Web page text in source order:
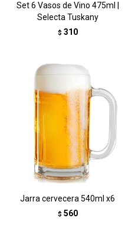
Set 6 Vasos de Vino 475ml |
Selecta Tuskany
$ 310
Jarra cervecera 540ml x6
$ 560